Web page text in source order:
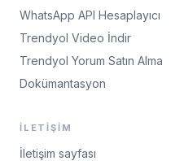
WhatsApp API Hesaplayıcı
Trendyol Video İndir
Trendyol Yorum Satın Alma
Dokümantasyon
İLETIŞIM
İletişim sayfası